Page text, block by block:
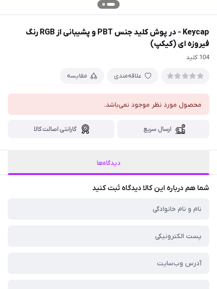
Keycap - در پوش کلید جنس PBT و پشیبانی از RGB رنگ
فیروزه ای (کیکپ)
104 کلید
علاقه‌مندی مقایسه
محصول مورد نظر موجود نمی‌باشد.
ارسال سریع گارانتی اصالت کالا
دیدگاه‌ها
شما هم درباره این کالا دیدگاه ثبت کنید